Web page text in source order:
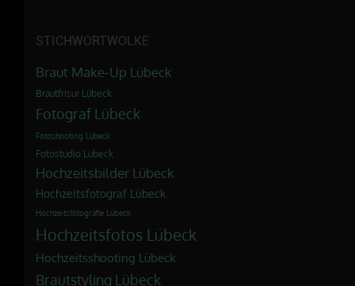
STICHWORTWOLKE
Braut Make-Up Lübeck
Brautfrisur Lübeck
Fotograf Lübeck
Fotoshooting Lübeck
Fotostudio Lübeck
Hochzeitsbilder Lübeck
Hochzeitsfotograf Lübeck
Hochzeitsfotografie Lübeck
Hochzeitsfotos Lübeck
Hochzeitsshooting Lübeck
Brautstyling Lübeck